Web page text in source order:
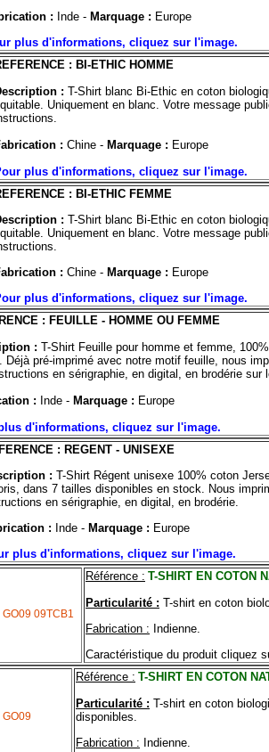
: Inde - Marquage : Europe
plus d'informations, cliquez sur l'image.
: BI-ETHIC HOMME
: T-Shirt blanc Bi-Ethic en coton
Uniquement en blanc. Votre message
: Chine - Marquage : Europe
plus d'informations, cliquez sur l'image.
: BI-ETHIC FEMME
: T-Shirt blanc Bi-Ethic en coton
Uniquement en blanc. Votre message
: Chine - Marquage : Europe
plus d'informations, cliquez sur l'image.
: FEUILLE - HOMME OU FEMME
: T-Shirt Feuille pour homme et femme,
Déjà pré-imprimé avec notre motif feuille, nous
en sérigraphie, en digital, en brodérie sur
: Inde - Marquage : Europe
d'informations, cliquez sur l'image.
: REGENT - UNISEXE
: T-Shirt Régent unisexe 100% coton
dans 7 tailles disponibles en stock. Nous
en sérigraphie, en digital, en brodérie.
: Inde - Marquage : Europe
plus d'informations, cliquez sur l'image.
Référence : T-SHIRT EN COTON
Particularité : T-shirt en coton
Fabrication : Indienne.
Caractéristique du produit cliquez
Référence : T-SHIRT EN COTON
Particularité : T-shirt en coton
disponibles.
Fabrication : Indienne.